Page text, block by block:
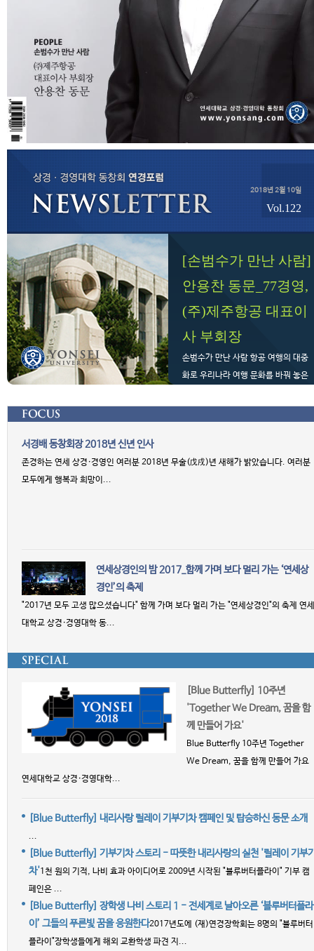
2018년 2월 10일
Vol.122
[손범수가 만난 사람]
안용찬 동문_77경영,
(주)제주항공 대표이
사 부회장
손범수가 만난 사람 항공 여행의 대중
화로 우리나라 여행 문화를 바꿔 놓은
서경배 동창회장 2018년 신년 인사
존경하는 연세 상경·경영인 여러분 2018년 무술(戊戌)년 새해가 밝았습니다. 여러분
모두에게 행복과 희망이...
연세상경인의 밤 2017_함께 가며 보다 멀리 가는 ‘연세상
경인’의 축제
"2017년 모두 고생 많으셨습니다" 함께 가며 보다 멀리 가는 "연세상경인"의 축제 연세
대학교 상경·경영대학 동...
[Blue Butterfly] 10주년
'Together We Dream, 꿈을 함
께 만들어 가요'
Blue Butterfly 10주년 Together
We Dream, 꿈을 함께 만들어 가요
연세대학교 상경·경영대학...
[Blue Butterfly] 내리사랑 릴레이 기부기차 캠페인 및 탑승하신 동문 소개
...
[Blue Butterfly] 기부기차 스토리 - 따뜻한 내리사랑의 실천 '릴레이 기부
차'1천 원의 기적, 나비 효과 아이디어로 2009년 시작된 "블루버터플라이" 기부 캠
페인은 ...
[Blue Butterfly] 장학생 나비 스토리 1 - 전세계로 날아오른 ‘블루버터플라
이’ 그들의 푸른빛 꿈을 응원한다2017년도에 (재)연경장학회는 8명의 "블루버터
플라이"장학생들에게 해외 교환학생 파견 지...